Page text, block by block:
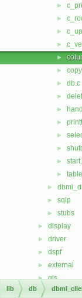
►
►
►
►
►
►
► db.c
►
►
►
►
►
►
►
►
► sqlp
► stubs
► display
► driver
► dspf
► external
► gis
► gmath
lib db